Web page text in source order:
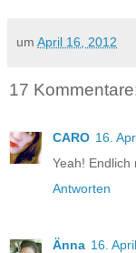
um April 16, 2012
17
CARO 16.
Yeah! Endlich
Antworten
Änna 16.